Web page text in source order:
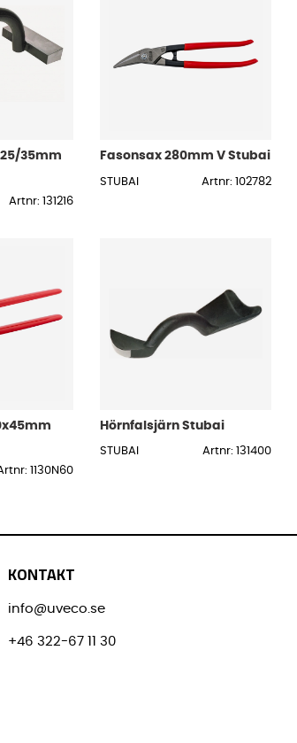
35mm
Artnr: 131216
Fasonsax 280mm V Stubai
STUBAI Artnr: 102782
1130N60
Hörnfalsjärn Stubai
STUBAI Artnr: 131400
KONTAKT
info@uveco.se
+46 322-67 11 30